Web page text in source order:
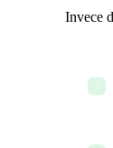
Invece